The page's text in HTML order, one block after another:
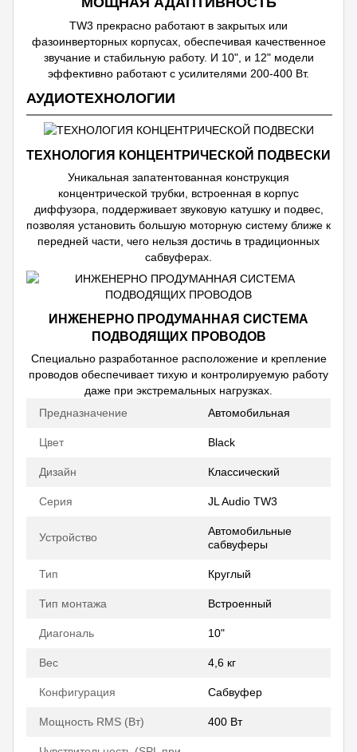
TW3 прекрасно работают в закрытых или
фазоинверторных корпусах, обеспечивая качественное
звучание и стабильную работу. И 10", и 12" модели
эффективно работают с усилителями 200-400 Вт.
АУДИОТЕХНОЛОГИИ
ТЕХНОЛОГИЯ КОНЦЕНТРИЧЕСКОЙ ПОДВЕСКИ
Уникальная запатентованная конструкция
концентрической трубки, встроенная в корпус
диффузора, поддерживает звуковую катушку и подвес,
позволяя установить большую моторную систему ближе к
передней части, чего нельзя достичь в традиционных
сабвуферах.
ИНЖЕНЕРНО ПРОДУМАННАЯ СИСТЕМА
ПОДВОДЯЩИХ ПРОВОДОВ
Специально разработанное расположение и крепление
проводов обеспечивает тихую и контролируемую работу
даже при экстремальных нагрузках.
Предназначение
Автомобильная
Цвет Black
Дизайн Классический
Серия JL Audio TW3
Устройство
Автомобильные
сабвуферы
Тип Круглый
Тип монтажа Встроенный
Диагональ 10"
Вес 4,6 кг
Конфигурация Сабвуфер
Мощность RMS (Вт) 400 Вт